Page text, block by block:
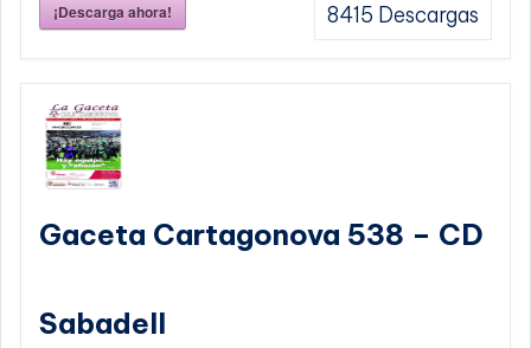
¡Descarga ahora! 8415 Descargas
Gaceta Cartagonova 538 – CD
Sabadell